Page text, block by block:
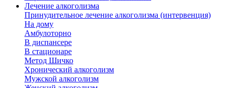
Лечение алкоголизма
Принудительное лечение алкоголизма (интервенция)
На дому
Амбулоторно
В диспансере
В стационаре
Метод Шичко
Хронический алкоголизм
Мужской алкоголизм